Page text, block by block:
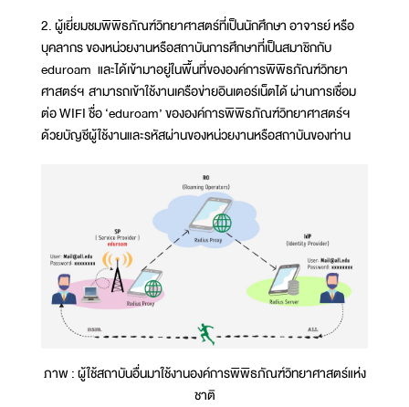
2. ผู้เยี่ยมชมพิพิธภัณฑ์วิทยาศาสตร์ที่เป็นนักศึกษา อาจารย์ หรือ
บุคลากร ของหน่วยงานหรือสถาบันการศึกษาที่เป็นสมาชิกกับ
eduroam และได้เข้ามาอยู่ในพื้นที่ขององค์การพิพิธภัณฑ์วิทยา
ศาสตร์ฯ สามารถเข้าใช้งานเครือข่ายอินเตอร์เน็ตได้ ผ่านการเชื่อม
ต่อ WIFI ชื่อ ‘eduroam’ ขององค์การพิพิธภัณฑ์วิทยาศาสตร์ฯ
ด้วยบัญชีผู้ใช้งานและรหัสผ่านของหน่วยงานหรือสถาบันของท่าน
ภาพ : ผู้ใช้สถาบันอื่นมาใช้งานองค์การพิพิธภัณฑ์วิทยาศาสตร์แห่ง
ชาติ